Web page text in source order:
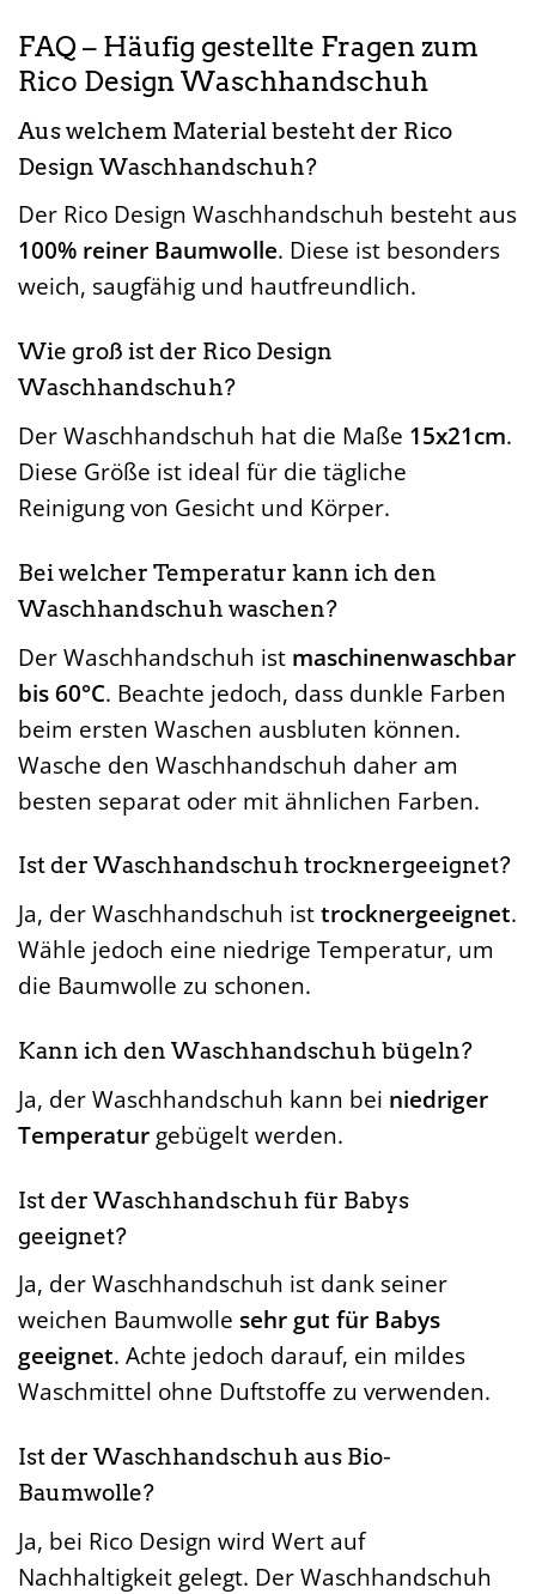
FAQ – Häufig gestellte Fragen zum
Rico Design Waschhandschuh
Aus welchem Material besteht der Rico
Design Waschhandschuh?
Der Rico Design Waschhandschuh besteht aus
100% reiner Baumwolle. Diese ist besonders
weich, saugfähig und hautfreundlich.
Wie groß ist der Rico Design
Waschhandschuh?
Der Waschhandschuh hat die Maße 15x21cm.
Diese Größe ist ideal für die tägliche
Reinigung von Gesicht und Körper.
Bei welcher Temperatur kann ich den
Waschhandschuh waschen?
Der Waschhandschuh ist maschinenwaschbar
bis 60°C. Beachte jedoch, dass dunkle Farben
beim ersten Waschen ausbluten können.
Wasche den Waschhandschuh daher am
besten separat oder mit ähnlichen Farben.
Ist der Waschhandschuh trocknergeeignet?
Ja, der Waschhandschuh isttrocknergeeignet.
Wähle jedoch eine niedrige Temperatur, um
die Baumwolle zu schonen.
Kann ich den Waschhandschuh bügeln?
Ja, der Waschhandschuh kann bei niedriger
Temperatur gebügelt werden.
Ist der Waschhandschuh für Babys
geeignet?
Ja, der Waschhandschuh ist dank seiner
weichen Baumwolle sehr gut für Babys
geeignet. Achte jedoch darauf, ein mildes
Waschmittel ohne Duftstoffe zu verwenden.
Ist der Waschhandschuh aus Bio-
Baumwolle?
Ja, bei Rico Design wird Wert auf
Nachhaltigkeit gelegt. Der Waschhandschuh